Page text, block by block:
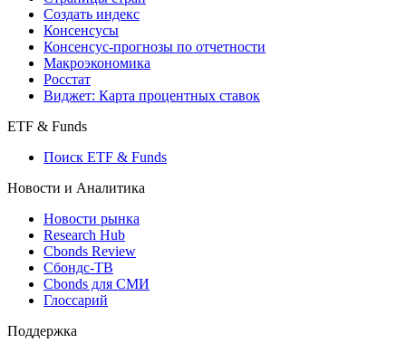
Создать индекс
Консенсусы
Консенсус-прогнозы по отчетности
Макроэкономика
Росстат
Виджет: Карта процентных ставок
ETF & Funds
Поиск ETF & Funds
Новости и Аналитика
Новости рынка
Research Hub
Cbonds Review
Сбондс-ТВ
Cbonds для СМИ
Глоссарий
Поддержка